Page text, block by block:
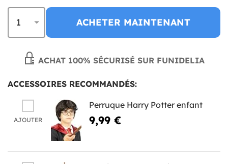
ACHETER MAINTENANT
ACHAT 100% SÉCURISÉ SUR FUNIDELIA
ACCESSOIRES RECOMMANDÉS:
AJOUTER
Perruque Harry Potter enfant
9,99 €